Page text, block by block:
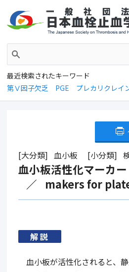
最近検索されたキーワード
第Ⅴ因子欠乏
PGE プレカリクレイ
大分類 血小板 小分類
血小板活性化マーカー
makers for
解説
血小板が活性化されると、